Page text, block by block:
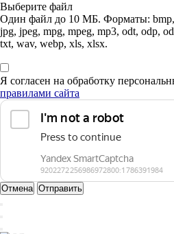
Выберите файл
Один файл до 10 МБ. Форматы: bmp,
jpg, jpeg, mpg, mpeg, mp3, odt, odp,
txt, wav, webp, xls, xlsx.
Я согласен на обработку
правилами сайта
Отмена Отправить